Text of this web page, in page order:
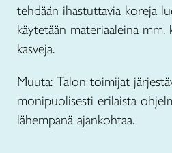
tehdään ihastuttavia koreja
käytetään materiaaleina mm.
kasveja.
Muuta: Talon toimijat
monipuolisesti erilaista
lähempänä ajankohtaa.